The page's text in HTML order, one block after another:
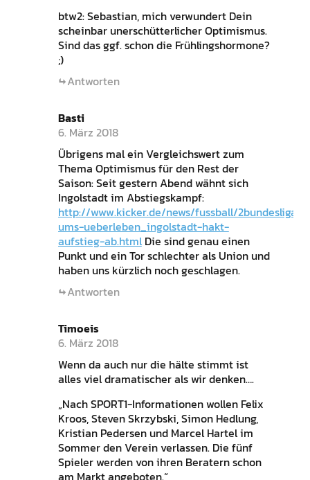
btw2: Sebastian, mich verwundert Dein
scheinbar unerschütterlicher Optimismus.
Sind das ggf. schon die Frühlingshormone?
;)
Antworten
Basti
6. März 2018
Übrigens mal ein Vergleichswert zum
Thema Optimismus für den Rest der
Saison: Seit gestern Abend wähnt sich
Ingolstadt im Abstiegskampf:
http://www.kicker.de/news/fussball/
ums-ueberleben_ingolstadt-hakt-
aufstieg-ab.htmlDie sind genau einen
Punkt und ein Tor schlechter als Union und
haben uns kürzlich noch geschlagen.
Antworten
Timoeis
6. März 2018
Wenn da auch nur die hälte stimmt ist
alles viel dramatischer als wir denken….
„Nach SPORT1-Informationen wollen Felix
Kroos, Steven Skrzybski, Simon Hedlung,
Kristian Pedersen und Marcel Hartel im
Sommer den Verein verlassen. Die fünf
Spieler werden von ihren Beratern schon
am Markt angeboten.“